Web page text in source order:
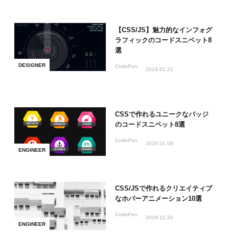
DESIGNER
【CSS/JS】魅力的なインフォグ
ラフィックのコードスニペット8
選
CodePen
2019.01.22
ENGINEER
CSSで作れるユニークなバッジ
のコードスニペット8選
CodePen
2019.01.08
ENGINEER
CSS/JSで作れるクリエイティブ
なホバーアニメーション10選
CodePen
2018.12.20